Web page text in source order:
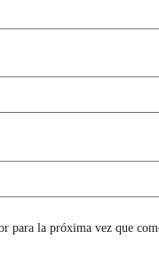
para la próxima vez que